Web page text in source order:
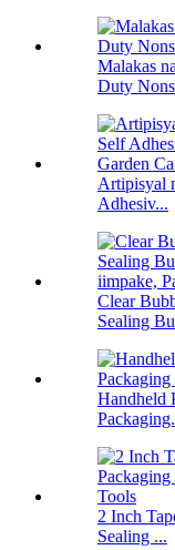
Malakas
Duty
Artipisyal
Adhesiv...
Clear
Sealing
Handheld
2 Inch
Sealing ...